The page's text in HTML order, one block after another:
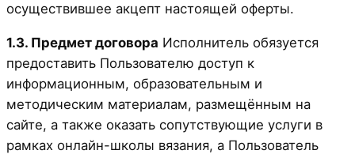
осуществившее акцепт настоящей оферты.
1.3. Предмет договора Исполнитель обязуется
предоставить Пользователю доступ к
информационным, образовательным и
методическим материалам, размещённым на
сайте, а также оказать сопутствующие услуги в
рамках онлайн-школы вязания, а Пользователь